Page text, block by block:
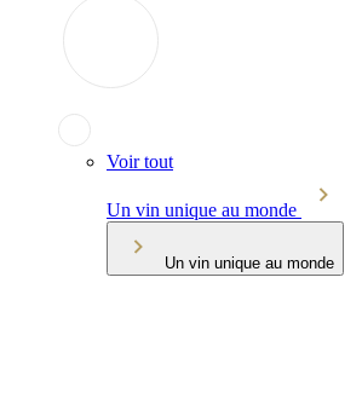
Voir tout
Un vin unique au monde
Un vin unique au monde